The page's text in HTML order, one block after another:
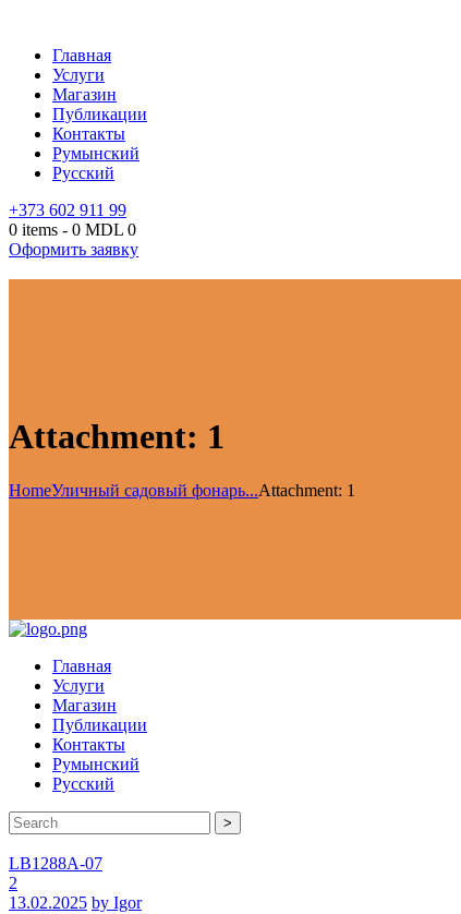
Главная
Услуги
Магазин
Публикации
Контакты
Румынский
Русский
+373 602 911 99
0 items - 0 MDL 0
Оформить заявку
Attachment: 1
HomeУличный садовый фонарь...Attachment: 1
Главная
Услуги
Магазин
Публикации
Контакты
Румынский
Русский
>
LB1288A-07
2
13.02.2025 by Igor